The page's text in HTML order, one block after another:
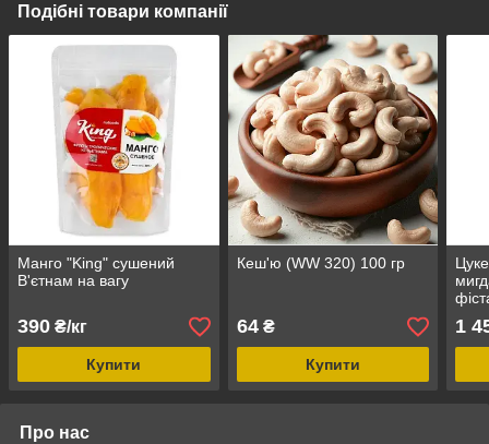
Подібні товари компанії
Манго "King" сушений
В'єтнам на вагу
390 ₴/кг
Купити
Кеш'ю (WW 320) 100 гр
64₴
Купити
1
Про нас